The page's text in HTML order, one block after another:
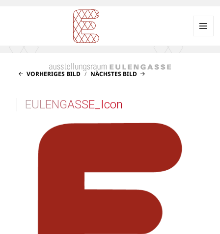
EULENGASSE
VORHERIGES BILD NÄCHSTES BILD
EULENGASSE_Icon